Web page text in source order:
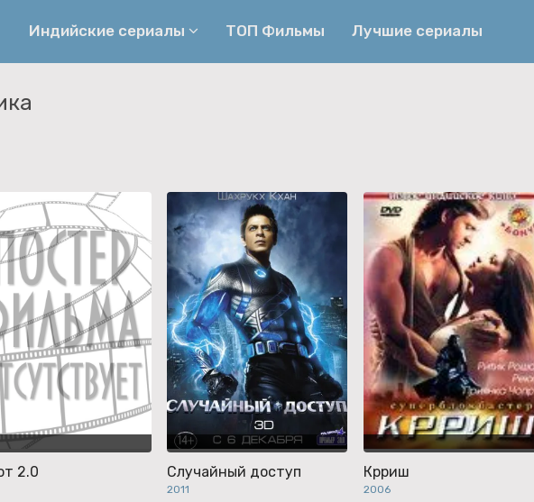
Индийские сериалы
Семейные
Мелодрамы
Фильмы
Фэнтези
Комедии
Ужасы
ТОП Фильмы Лучшие сериалы
2.0 Случайный доступ
2011
Крриш
2006